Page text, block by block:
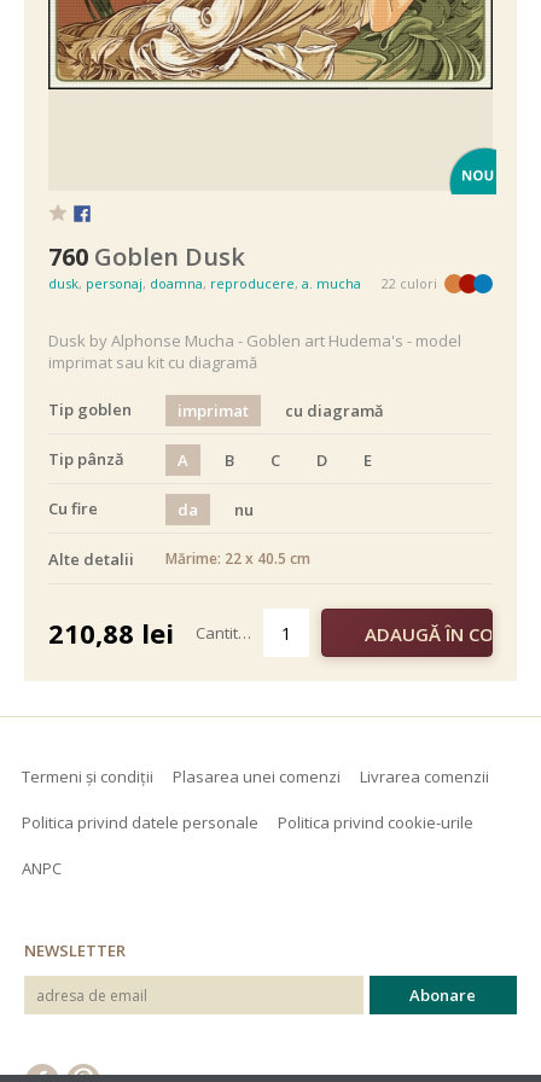
760 Goblen Dusk
dusk, personaj, doamna, reproducere, a. mucha 22 culori
Dusk by Alphonse Mucha - Goblen art Hudema's - model
imprimat sau kit cu diagramă
Tip goblen imprimat cu diagramă
Tip pânză A B C D E
Cu fire da nu
alb negru color
Alte detalii Mărime: 22 x 40.5 cm
210,88 lei Cantitate
Termeni și condiții Plasarea unei comenzi Livrarea comenzii
Politica privind datele personale Politica privind cookie-urile
ANPC
NEWSLETTER